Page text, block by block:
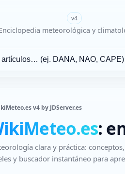
WikiMeteo.es v4
meteorológica y
v4 by JDServer.es
:
clara y práctica:
y buscador instantáneo para